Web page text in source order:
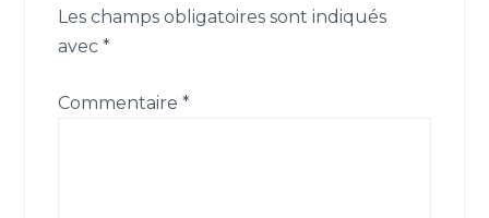
Les champs obligatoires sont indiqués
avec*
Commentaire*